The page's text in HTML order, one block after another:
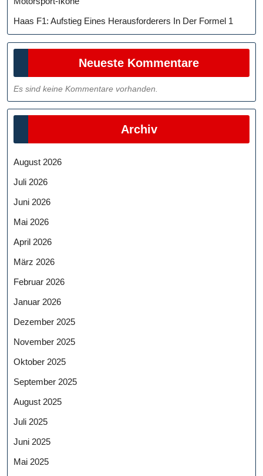
Haas F1: Aufstieg Eines Herausforderers In Der Formel 1
Neueste Kommentare
Es sind keine Kommentare vorhanden.
Archiv
August 2026
Juli 2026
Juni 2026
Mai 2026
April 2026
März 2026
Februar 2026
Januar 2026
Dezember 2025
November 2025
Oktober 2025
September 2025
August 2025
Juli 2025
Juni 2025
Mai 2025